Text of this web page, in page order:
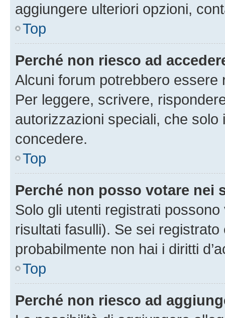
aggiungere ulteriori opzioni,
Top
Perché non riesco ad
Alcuni forum potrebbero
Per leggere, scrivere,
autorizzazioni speciali, che solo
concedere.
Top
Perché non posso votare nei
Solo gli utenti registrati
risultati fasulli). Se sei
probabilmente non hai i diritti
Top
Perché non riesco ad